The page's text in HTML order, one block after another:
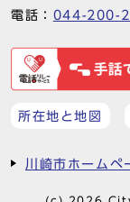
電話： 044-200-
所在地と地図
川崎市ホームペ